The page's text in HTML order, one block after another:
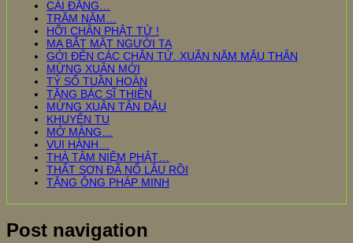
CÁI ĐẶNG…
TRĂM NĂM…
HỠI CHÂN PHẬT TỬ !
MA BẮT MẶT NGƯỜI TA
GỞI ĐẾN CÁC CHÂN TỬ. XUÂN NĂM MẬU THÂN
MỪNG XUÂN MỚI
TỶ SỐ TUẦN HOÀN
TẶNG BÁC SĨ THIÊN
MỪNG XUÂN TÂN DẬU
KHUYẾN TU
MỞ MÀNG…
VUI HÀNH…
THÀ TÂM NIỆM PHẬT…
THẤT SƠN ĐÃ NỔ LÂU RỒI
TẶNG ÔNG PHÁP MINH
Post navigation